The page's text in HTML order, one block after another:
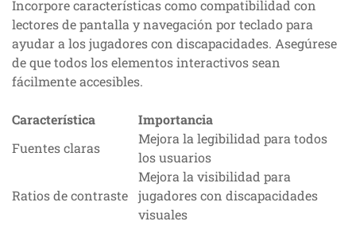
Incorpore características como compatibilidad con
lectores de pantalla y navegación por teclado para
ayudar a los jugadores con discapacidades. Asegúrese
de que todos los elementos interactivos sean
fácilmente accesibles.
Característica
Importancia
Fuentes claras
Mejora la legibilidad para todos
los usuarios
Ratios de contraste
Mejora la visibilidad para
jugadores con discapacidades
visuales